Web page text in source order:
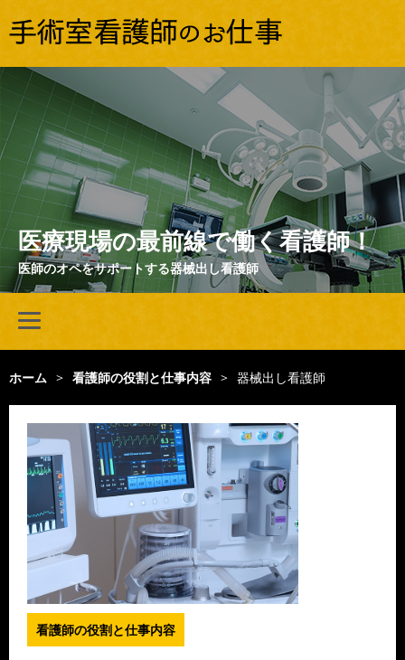
医療現場の最前線で働く看護師！
医師のオペをサポートする器械出し看護師
ホーム > 看護師の役割と仕事内容 > 器械出し看護師
看護師の役割と仕事内容